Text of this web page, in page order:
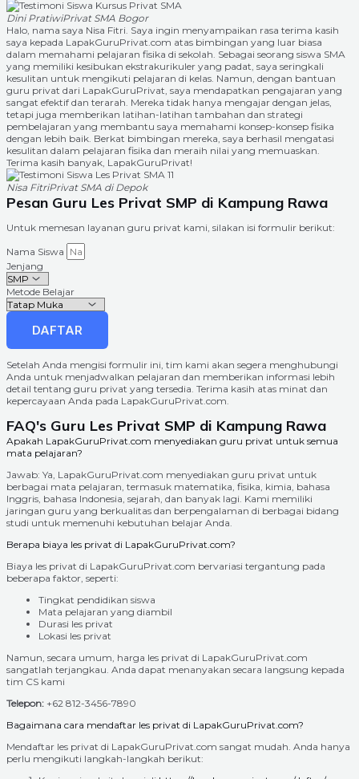
Dini PratiwiPrivat SMA Bogor
Halo, nama saya Nisa Fitri. Saya ingin menyampaikan rasa terima kasih
saya kepada LapakGuruPrivat.com atas bimbingan yang luar biasa
dalam memahami pelajaran fisika di sekolah. Sebagai seorang siswa SMA
yang memiliki kesibukan ekstrakurikuler yang padat, saya seringkali
kesulitan untuk mengikuti pelajaran di kelas. Namun, dengan bantuan
guru privat dari LapakGuruPrivat, saya mendapatkan pengajaran yang
sangat efektif dan terarah. Mereka tidak hanya mengajar dengan jelas,
tetapi juga memberikan latihan-latihan tambahan dan strategi
pembelajaran yang membantu saya memahami konsep-konsep fisika
dengan lebih baik. Berkat bimbingan mereka, saya berhasil mengatasi
kesulitan dalam pelajaran fisika dan meraih nilai yang memuaskan.
Terima kasih banyak, LapakGuruPrivat!
Nisa FitriPrivat SMA di Depok
Pesan Guru Les Privat SMP di Kampung Rawa
Untuk memesan layanan guru privat kami, silakan isi formulir berikut:
Nama Siswa
Jenjang
Metode Belajar
DAFTAR
Setelah Anda mengisi formulir ini, tim kami akan segera menghubungi
Anda untuk menjadwalkan pelajaran dan memberikan informasi lebih
detail tentang guru privat yang tersedia. Terima kasih atas minat dan
kepercayaan Anda pada LapakGuruPrivat.com.
FAQ's Guru Les Privat SMP di Kampung Rawa
Apakah LapakGuruPrivat.com menyediakan guru privat untuk semua
mata pelajaran?
Jawab: Ya, LapakGuruPrivat.com menyediakan guru privat untuk
berbagai mata pelajaran, termasuk matematika, fisika, kimia, bahasa
Inggris, bahasa Indonesia, sejarah, dan banyak lagi. Kami memiliki
jaringan guru yang berkualitas dan berpengalaman di berbagai bidang
studi untuk memenuhi kebutuhan belajar Anda.
Berapa biaya les privat di LapakGuruPrivat.com?
Biaya les privat di LapakGuruPrivat.com bervariasi tergantung pada
beberapa faktor, seperti:
Tingkat pendidikan siswa
Mata pelajaran yang diambil
Durasi les privat
Lokasi les privat
Namun, secara umum, harga les privat di LapakGuruPrivat.com
sangatlah terjangkau. Anda dapat menanyakan secara langsung kepada
tim CS kami
Telepon: +62 812-3456-7890
Bagaimana cara mendaftar les privat di LapakGuruPrivat.com?
Mendaftar les privat di LapakGuruPrivat.com sangat mudah. Anda hanya
perlu mengikuti langkah-langkah berikut: